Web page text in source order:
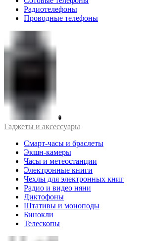
Радиотелефоны
Проводные телефоны
Гаджеты и аксессуары
Смарт-часы и браслеты
Экшн-камеры
Часы и метеостанции
Электронные книги
Чехлы для электронных книг
Радио и видео няни
Диктофоны
Штативы и моноподы
Бинокли
Телескопы